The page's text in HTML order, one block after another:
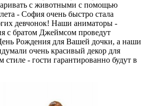
с животными с помощью
- София очень быстро стала
девчонок! Наши аниматоры -
с братом Джеймсом проведут
Рождения для Вашей дочки, а наши
очень красивый декор для
стиле - гости гарантированно будут в